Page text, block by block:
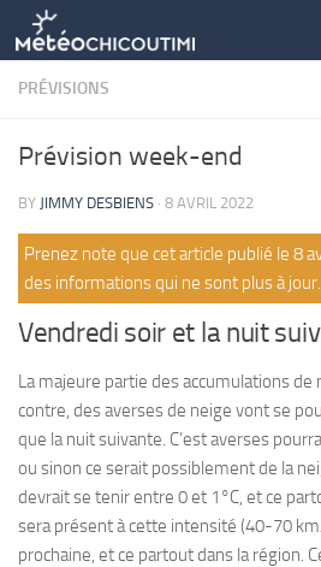
Skip to content
PRÉVISIONS
Prévision week-end
BY JIMMY DESBIENS · 8 AVRIL 2022
Prenez note que cet article publié le 8
des informations qui ne sont plus à jour.
Vendredi soir et la nuit
La majeure partie des accumulations de
contre, des averses de neige vont se
que la nuit suivante. C’est averses
ou sinon ce serait possiblement de la
devrait se tenir entre 0 et 1°C, et ce
sera présent à cette intensité (40-70
prochaine, et ce partout dans la région.